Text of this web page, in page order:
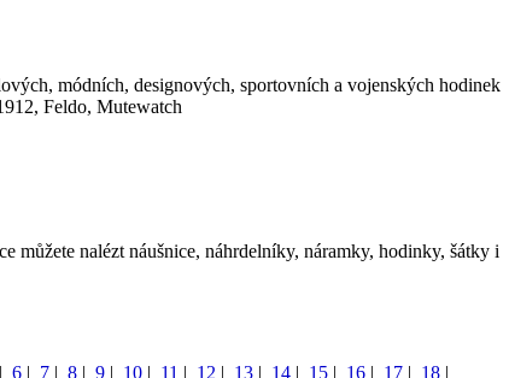
módních, designových, sportovních a vojenských hodinek
Feldo, Mutewatch
můžete nalézt náušnice, náhrdelníky, náramky, hodinky, šátky i
| 6 | 7 | 8 | 9 | 10 | 11 | 12 | 13 | 14 | 15 | 16 | 17 | 18 |